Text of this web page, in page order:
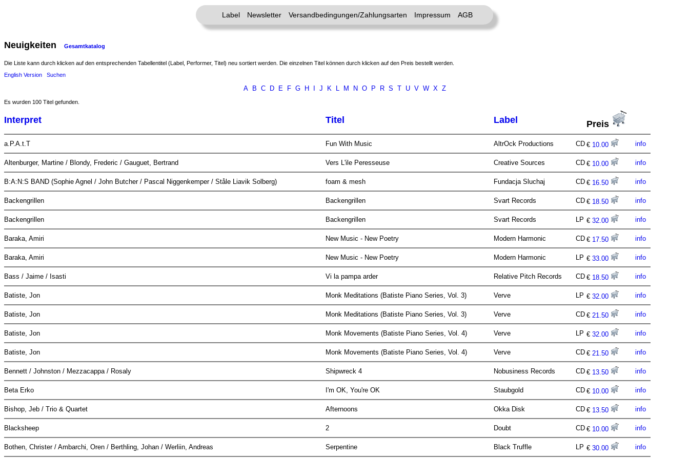
Label Newsletter Versandbedingungen/Zahlungsarten Impressum AGB
Neuigkeiten Gesamtkatalog
Die Liste kann durch klicken auf den entsprechenden Tabellentitel (Label, Performer, Titel) neu sortiert werden. Die einzelnen Titel können durch klicken auf den Preis bestellt werden.
English Version
Suchen
A B C D E F G H J K L M N O P R S T U V W X Z
Es wurden 100 Titel gefunden.
Interpret Titel Label Preis
a.P.A.t.T Fun With Music AltrOck Productions CD € 10.00 info
Altenburger, Martine / Blondy, Frederic / Gauguet, Bertrand Vers L'ile Peresseuse Creative Sources CD € 10.00 info
B:A:N:S BAND (Sophie Agnel / John Butcher / Pascal Niggenkemper / Ståle Liavik Solberg) foam & mesh Fundacja Sluchaj CD € 16.50 info
Backengrillen Backengrillen Svart Records CD € 18.50 info
Backengrillen Backengrillen Svart Records LP € 32.00 info
Baraka, Amiri New Music - New Poetry Modern Harmonic CD € 17.50 info
Baraka, Amiri New Music - New Poetry Modern Harmonic LP € 33.00 info
Bass / Jaime / Isasti Vi la pampa arder Relative Pitch Records CD € 18.50 info
Batiste, Jon Monk Meditations (Batiste Piano Series, Vol. 3) Verve LP € 32.00 info
Batiste, Jon Monk Meditations (Batiste Piano Series, Vol. 3) Verve CD € 21.50 info
Batiste, Jon Monk Movements (Batiste Piano Series, Vol. 4) Verve LP € 32.00 info
Batiste, Jon Monk Movements (Batiste Piano Series, Vol. 4) Verve CD € 21.50 info
Bennett / Johnston / Mezzacappa / Rosaly Shipwreck 4 Nobusiness Records CD € 13.50 info
Beta Erko I'm OK, You're OK Staubgold CD € 10.00 info
Bishop, Jeb / Trio & Quartet Afternoons Okka Disk CD € 13.50 info
Blacksheep 2 Doubt CD € 10.00 info
Bothen, Christer / Ambarchi, Oren / Berthling, Johan / Werliin, Andreas Serpentine Black Truffle LP € 30.00 info